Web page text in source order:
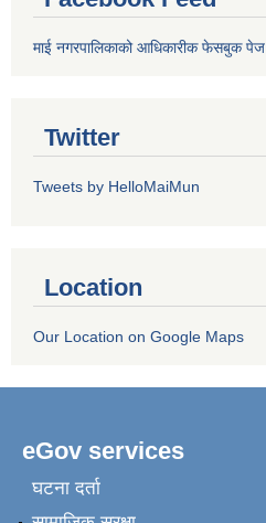
माई नगरपालिकाको आधिकारीक फेसबुक पेज
Twitter
Tweets by HelloMaiMun
Location
Our Location on Google Maps
eGov services
घटना दर्ता